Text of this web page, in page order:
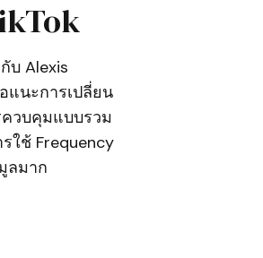
บ Alexis
แนะการเปลี่ยน
ควบคุมแบบรวม
ใช้ Frequency
ลมาก